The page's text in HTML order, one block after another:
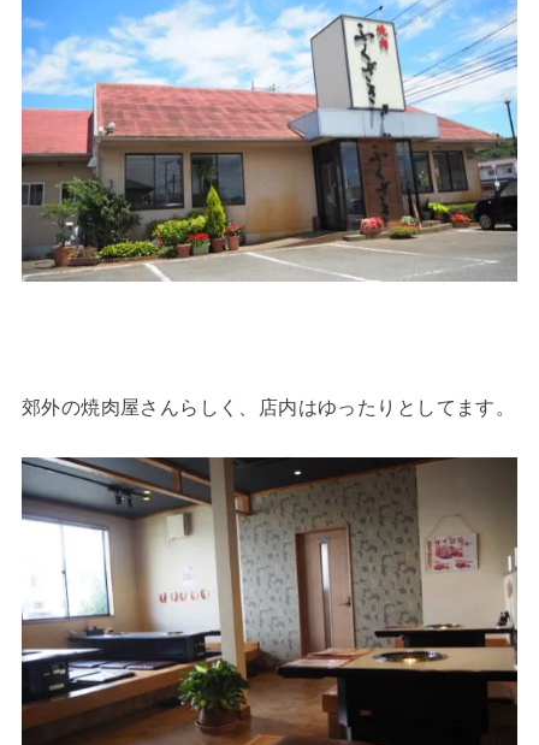
郊外の焼肉屋さんらしく、店内はゆったりとしてます。